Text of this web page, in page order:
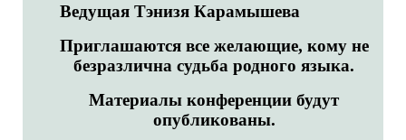
Ведущая Тэнизя Карамышева
Приглашаются все желающие, кому не
безразлична судьба родного языка.
Материалы конференции будут
опубликованы.